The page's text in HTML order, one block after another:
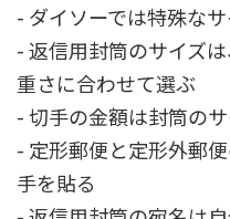
- ダイソーでは特殊な
- 返信用封筒のサイズ
重さに合わせて選ぶ
- 切手の金額は封筒の
- 定形郵便と定形外郵
手を貼る